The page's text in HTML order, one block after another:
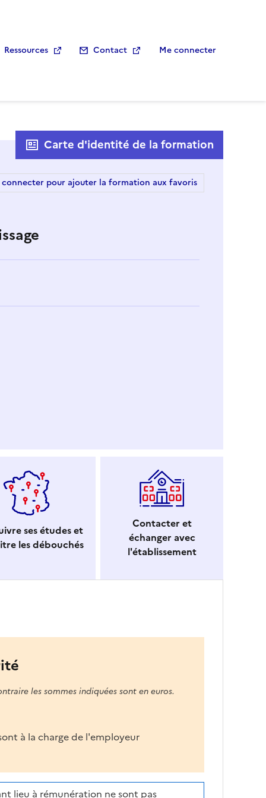
Ressources Contact Me connecter
Carte d'identité de la formation
connecter pour ajouter la formation aux favoris
ses études et
les débouchés
Contacter et
échanger avec
l'établissement
les sommes indiquées sont en euros.
à la charge de l'employeur
lieu à rémunération ne sont pas